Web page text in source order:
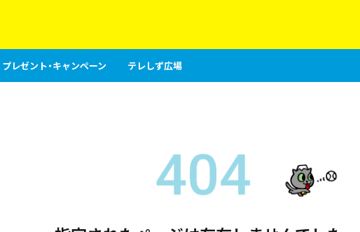
プレゼント・キャンペーン テレしず広場